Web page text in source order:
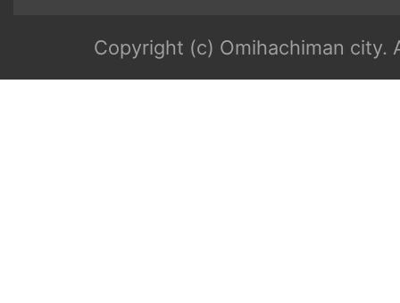
Copyright (c) Omihachiman city.